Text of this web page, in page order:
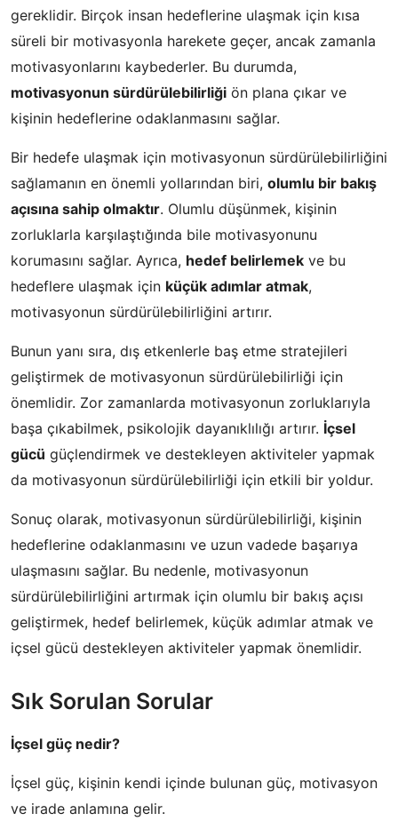
gereklidir. Birçok insan hedeflerine ulaşmak için kısa
süreli bir motivasyonla harekete geçer, ancak zamanla
motivasyonlarını kaybederler. Bu durumda,
motivasyonun sürdürülebilirliği ön plana çıkar ve
kişinin hedeflerine odaklanmasını sağlar.
Bir hedefe ulaşmak için motivasyonun sürdürülebilirliğini
sağlamanın en önemli yollarından biri, olumlu bir bakış
açısına sahip olmaktır. Olumlu düşünmek, kişinin
zorluklarla karşılaştığında bile motivasyonunu
korumasını sağlar. Ayrıca, hedef belirlemek ve bu
hedeflere ulaşmak için küçük adımlar atmak,
motivasyonun sürdürülebilirliğini artırır.
Bunun yanı sıra, dış etkenlerle baş etme stratejileri
geliştirmek de motivasyonun sürdürülebilirliği için
önemlidir. Zor zamanlarda motivasyonun zorluklarıyla
başa çıkabilmek, psikolojik dayanıklılığı artırır. İçsel
gücü güçlendirmek ve destekleyen aktiviteler yapmak
da motivasyonun sürdürülebilirliği için etkili bir yoldur.
Sonuç olarak, motivasyonun sürdürülebilirliği, kişinin
hedeflerine odaklanmasını ve uzun vadede başarıya
ulaşmasını sağlar. Bu nedenle, motivasyonun
sürdürülebilirliğini artırmak için olumlu bir bakış açısı
geliştirmek, hedef belirlemek, küçük adımlar atmak ve
içsel gücü destekleyen aktiviteler yapmak önemlidir.
Sık Sorulan Sorular
İçsel güç nedir?
İçsel güç, kişinin kendi içinde bulunan güç, motivasyon
ve irade anlamına gelir.